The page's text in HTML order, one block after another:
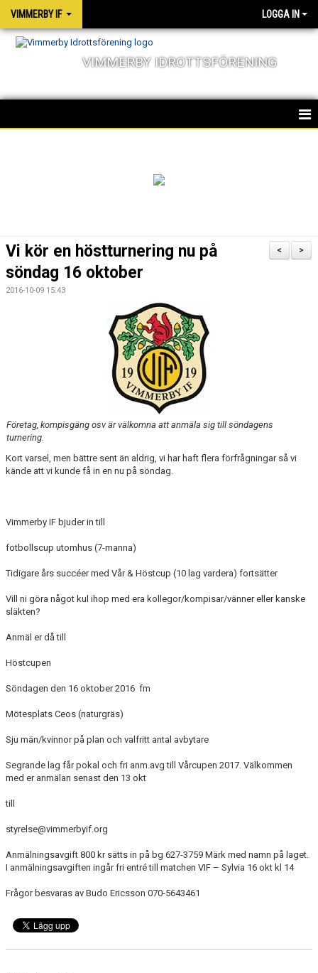
VIMMERBY IF LOGGA IN
VIMMERBY IDROTTSFÖRENING
OM FÖRENINGEN
BARN & UNGDOMSVERKSAMHET
>
<
Vi kör en höstturnering nu på
söndag 16 oktober
2016-10-09 15:43
Företag, kompisgäng osv är välkomna att anmäla sig till söndagens
turnering.
Kort varsel, men bättre sent än aldrig, vi har haft flera förfrågningar så vi
kände att vi kunde få in en nu på söndag.
Vimmerby IF bjuder in till
fotbollscup utomhus (7-manna)
Tidigare års succéer med Vår & Höstcup (10 lag vardera) fortsätter
Vill ni göra något kul ihop med era kollegor/kompisar/vänner eller kanske
släkten?
Anmäl er då till
Höstcupen
Söndagen den 16 oktober 2016 fm
Mötesplats Ceos (naturgräs)
Sju män/kvinnor på plan och valfritt antal avbytare
Segrande lag får pokal och fri anm.avg till Vårcupen 2017. Välkommen
med er anmälan senast den 13 okt
till
styrelse@vimmerbyif.org
Anmälningsavgift 800 kr sätts in på bg 627-3759 Märk med namn på laget.
I anmälningsavgiften ingår fri entré till matchen VIF – Sylvia 16 okt kl 14
Frågor besvaras av Budo Ericsson 070-5643461